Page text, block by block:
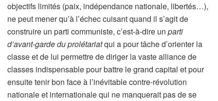
objectifs limités (paix, indépendance nationale, libertés…),
ne peut mener qu’à l’échec cuisant quand il s’agit de
construire un parti communiste, c’est-à-dire un parti
d’avant-garde du prolétariatqui a pour tâche d’orienter la
classe et de lui permettre de diriger la vaste alliance de
classes indispensable pour battre le grand capital et pour
ensuite tenir bon face à l’inévitable contre-révolution
nationale et internationale qui ne manquerait pas de se